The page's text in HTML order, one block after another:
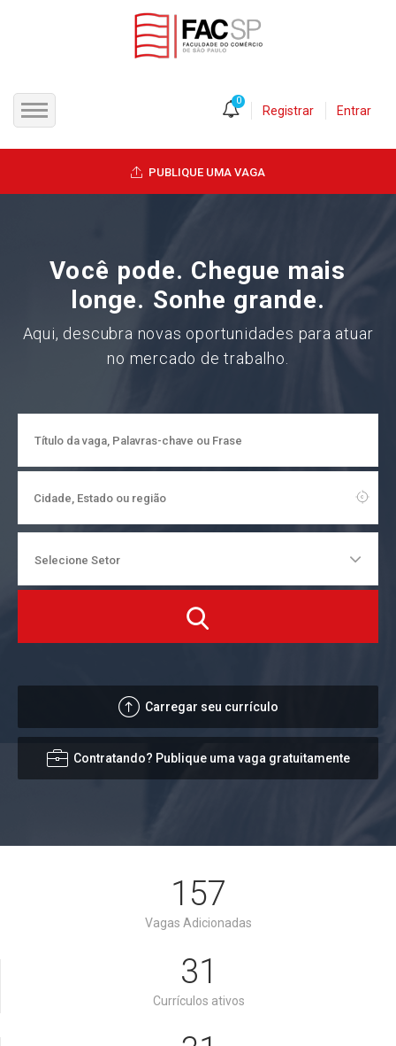
FAC-SP
0
Registrar Entrar
PUBLIQUE UMA VAGA
Você pode. Chegue mais
longe. Sonhe grande.
Aqui, descubra novas oportunidades para atuar
no mercado de trabalho.
Carregar seu currículo
Contratando? Publique uma vaga gratuitamente
201
Vagas Adicionadas
40
Currículos ativos